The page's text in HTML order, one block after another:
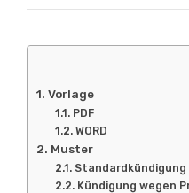
Vorlage
PDF
WORD
Muster
Standardkündigung
Kündigung wegen